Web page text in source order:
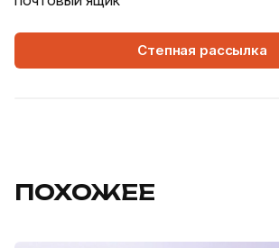
Степная рассылка
ПОХОЖЕЕ